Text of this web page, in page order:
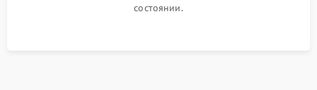
состоянии.